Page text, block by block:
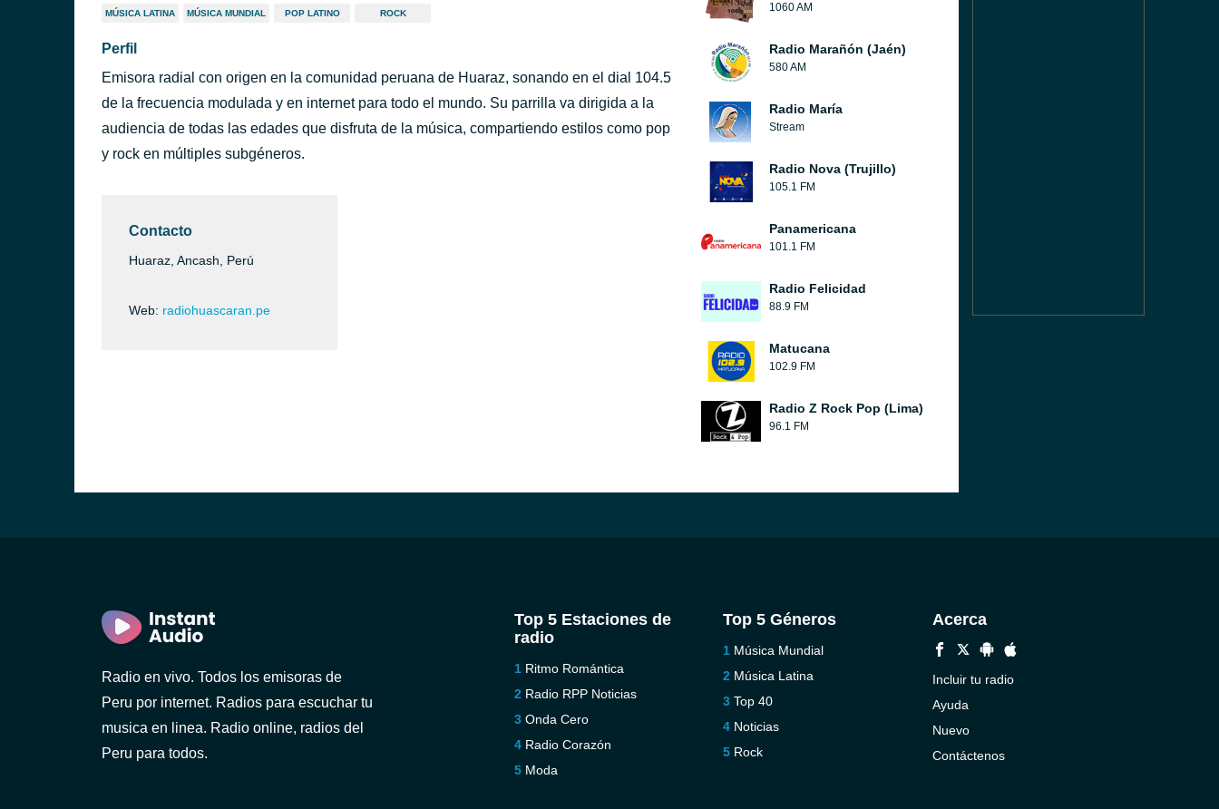
MÚSICA LATINA MÚSICA MUNDIAL POP LATINO ROCK
Perfil
Emisora radial con origen en la comunidad peruana de Huaraz, sonando en el dial 104.5
de la frecuencia modulada y en internet para todo el mundo. Su parrilla va dirigida a la
audiencia de todas las edades que disfruta de la música, compartiendo estilos como pop
y rock en múltiples subgéneros.
Contacto
Huaraz, Ancash, Perú
Web: radiohuascaran.pe
1060 AM
Radio Marañón (Jaén)
580 AM
Radio María
Stream
Radio Nova (Trujillo)
105.1 FM
Panamericana
101.1 FM
Radio Felicidad
88.9 FM
Matucana
102.9 FM
Radio Z Rock Pop (Lima)
96.1 FM
Radio en vivo. Todos los emisoras de
Peru por internet. Radios para escuchar tu
musica en linea. Radio online, radios del
Peru para todos.
Top 5 Estaciones de
radio
Ritmo Romántica
Radio RPP Noticias
Onda Cero
Radio Corazón
Moda
Top 5 Géneros
Música Mundial
Música Latina
Top 40
Noticias
Rock
Acerca
Incluir tu radio
Ayuda
Nuevo
Contáctenos